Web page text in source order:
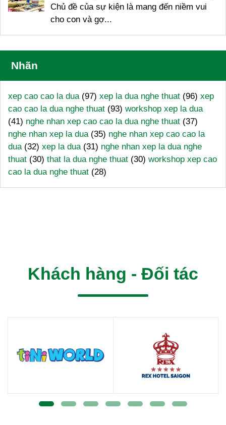
Chủ đề của sự kiện là mang đến niềm vui
cho con và gợ...
Nhãn
xep cao cao la dua (97) xep la dua nghe thuat (96) xep
cao cao la dua nghe thuat (93) workshop xep la dua
(41) nghe nhan xep cao cao la dua nghe thuat (37)
nghe nhan xep la dua (35) nghe nhan xep cao cao la
dua (32) xep la dua (31) nghe nhan xep la dua nghe
thuat (30) that la dua nghe thuat (30) workshop xep cao
cao la dua nghe thuat (28)
Khách hàng - Đối tác